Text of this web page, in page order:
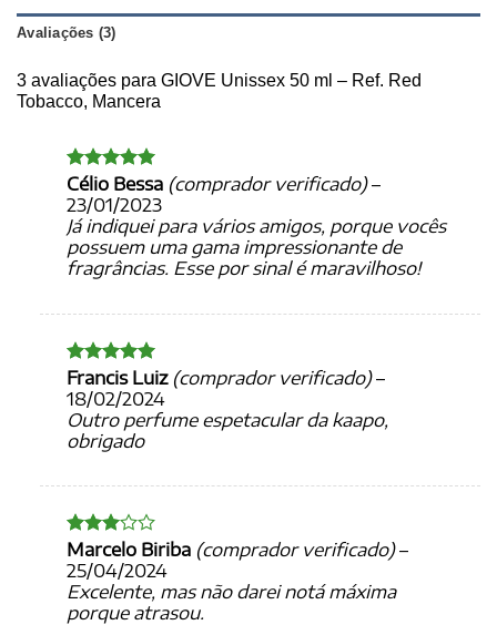
Avaliações (3)
3 avaliações para GIOVE Unissex 50 ml – Ref. Red
Tobacco, Mancera
Avaliação5
de 5
Célio Bessa (comprador verificado) –
23/01/2023
Já indiquei para vários amigos, porque vocês
possuem uma gama impressionante de
fragrâncias. Esse por sinal é maravilhoso!
Avaliação5
de 5
Francis Luiz (comprador verificado) –
18/02/2024
Outro perfume espetacular da kaapo,
obrigado
Avaliação
3de 5
Marcelo Biriba (comprador verificado) –
25/04/2024
Excelente, mas não darei notá máxima
porque atrasou.